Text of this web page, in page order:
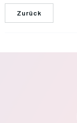
Zurück